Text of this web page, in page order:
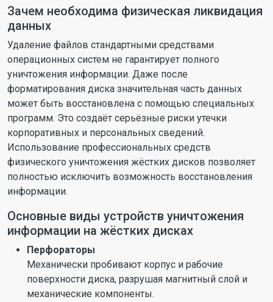
Зачем необходима физическая ликвидация
данных
Удаление файлов стандартными средствами
операционных систем не гарантирует полного
уничтожения информации. Даже после
форматирования диска значительная часть данных
может быть восстановлена с помощью специальных
программ. Это создаёт серьёзные риски утечки
корпоративных и персональных сведений.
Использование профессиональных средств
физического уничтожения жёстких дисков позволяет
полностью исключить возможность восстановления
информации.
Основные виды устройств уничтожения
информации на жёстких дисках
Перфораторы
Механически пробивают корпус и рабочие
поверхности диска, разрушая магнитный слой и
механические компоненты.